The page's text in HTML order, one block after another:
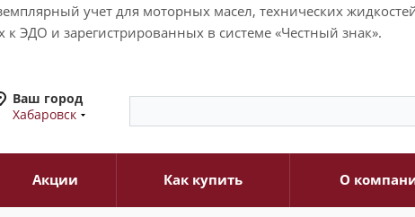
учет для моторных масел, технических
ЭДО и зарегистрированных в системе «Честный знак».
Ваш город
Хабаровск
Акции Как купить О